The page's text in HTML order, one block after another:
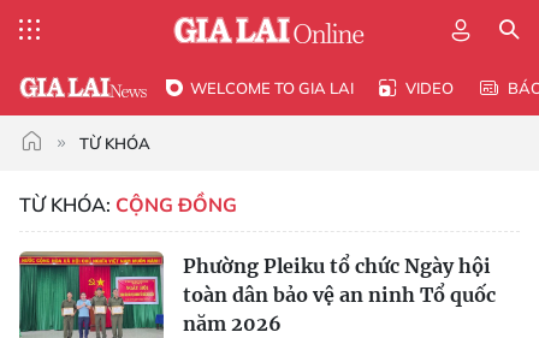
WELCOME TO GIA LAI VIDEO
TỪ KHÓA
TỪ KHÓA: CỘNG ĐỒNG
Phường Pleiku tổ chức Ngày hội
toàn dân bảo vệ an ninh Tổ quốc
năm 2026